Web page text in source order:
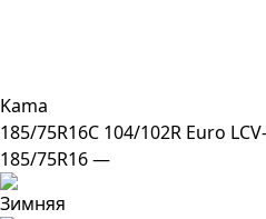
Kama
185/75R16C 104/102R Euro
185/75R16 —